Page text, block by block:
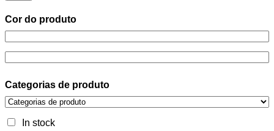
Cor do produto
Categorias de produto
In stock